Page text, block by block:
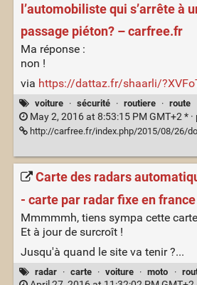
l’automobiliste qui s’arrête à
passage piéton? – carfree.fr
Ma réponse :
non !
via https://dattaz.fr/shaarli/
voiture · sécurité · routiere · route
May 2, 2016 at 8:53:15 PM GMT+2 * ·
http://carfree.fr/index.php/2015/08/26/doit-on-remercier-
Carte des radars
- carte par radar fixe en france
Mmmmmh, tiens sympa cette
Et à jour de surcroît !
Jusqu'à quand le site va tenir ?...
radar · carte · voiture · moto ·